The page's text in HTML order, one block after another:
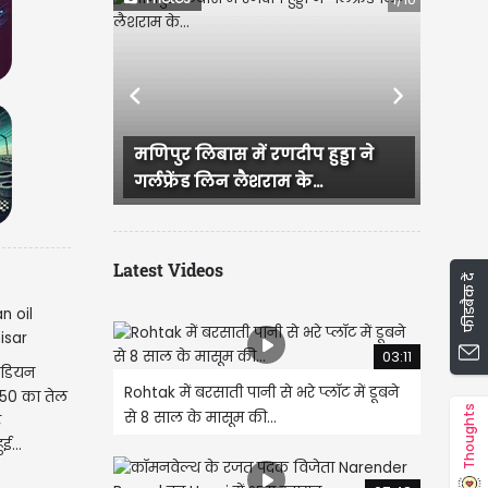
का तेल
लिबास में रणदीप हुड्डा ने
लिन लैशराम के...
राजस्थान में हुई भव्य
IAS परी की सगाई, दादी
Previous Next
Latest Videos
03:11
Rohtak में बरसाती पानी से भरे प्लॉट में डूबने
से 8 साल के मासूम की...
फीडबैक दें
Thoughts